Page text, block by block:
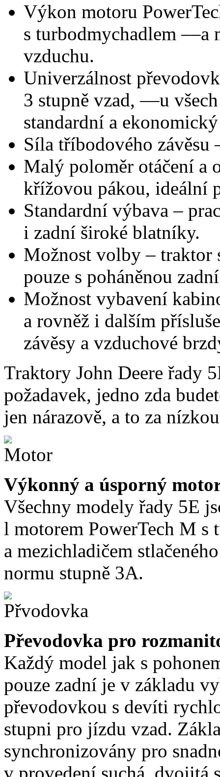
Výkon motoru
s turbodmychadlem ––a
vzduchu.
Univerzálnost
3 stupně vzad, ––u
standardní a
Síla tříbodového závěsu
Malý poloměr otáčení a
křížovou pákou, ideální
Standardní výbava –
i zadní široké blatníky.
Možnost volby – traktor
pouze s poháněnou
Možnost vybavení
a rovněž i dalším
závěsy a vzduchové
Traktory John Deere řady
požadavek, jedno zda
jen nárazově, a to za
Výkonný a úsporný
Všechny modely řady 5E
l motorem PowerTech M s
a mezichladičem
normu stupně 3A.
Převodovka pro
Každý model jak s
pouze zadní je v základu
převodovkou s devíti
stupni pro jízdu vzad.
synchronizovány pro
v provedení suchá,